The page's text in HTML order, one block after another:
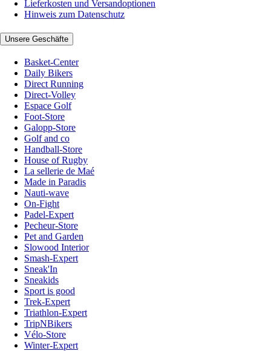
Lieferkosten und Versandoptionen
Hinweis zum Datenschutz
Unsere Geschäfte
Basket-Center
Daily Bikers
Direct Running
Direct-Volley
Espace Golf
Foot-Store
Galopp-Store
Golf and co
Handball-Store
House of Rugby
La sellerie de Maé
Made in Paradis
Nauti-wave
On-Fight
Padel-Expert
Pecheur-Store
Pet and Garden
Slowood Interior
Smash-Expert
Sneak'In
Sneakids
Sport is good
Trek-Expert
Triathlon-Expert
TripNBikers
Vélo-Store
Winter-Expert